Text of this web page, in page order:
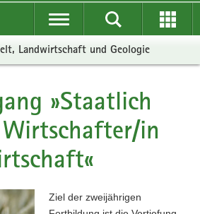
Landwirtschaft und Geologie
»Staatlich
in
Ziel der zweijährigen